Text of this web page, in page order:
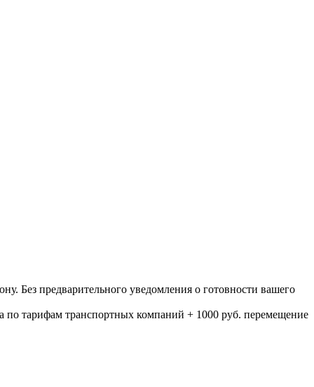
Без предварительного уведомления о готовности вашего
тарифам транспортных компаний + 1000 руб. перемещение